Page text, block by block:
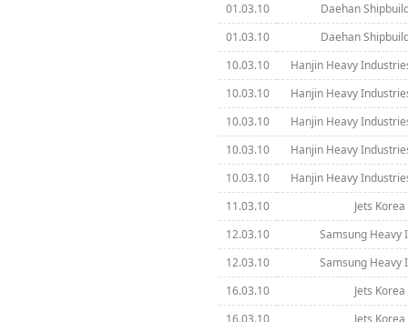
01.03.10
Daehan
01.03.10
Daehan
10.03.10
Hanjin Heavy
10.03.10
Hanjin Heavy
10.03.10
Hanjin Heavy
10.03.10
Hanjin Heavy
10.03.10
Hanjin Heavy
11.03.10
Jets
12.03.10
Samsung Heavy
12.03.10
Samsung Heavy
16.03.10
Jets
16.03.10
Jets